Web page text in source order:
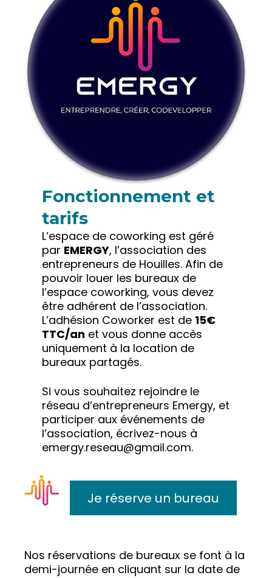
Fonctionnement et
tarifs
L’espace de coworking est géré
par EMERGY, l’association des
entrepreneurs de Houilles. Afin de
pouvoir louer les bureaux de
l’espace coworking, vous devez
être adhérent de l’association.
L’adhésion Coworker est de 15€
TTC/an et vous donne accès
uniquement à la location de
bureaux partagés.
Si vous souhaitez rejoindre le
réseau d’entrepreneurs Emergy, et
participer aux événements de
l’association, écrivez-nous à
emergy.reseau@gmail.com.
Je réserve un bureau
Nos réservations de bureaux se font à la
demi-journée en cliquant sur la date de